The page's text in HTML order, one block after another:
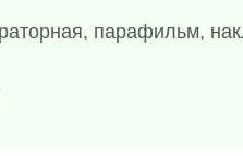
парафильм,